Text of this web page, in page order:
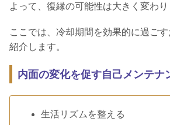
よって、復縁の可能性は大きく変わり
ここでは、冷却期間を効果的に過ご
紹介します。
内面の変化を促す自己メンテナ
生活リズムを整える